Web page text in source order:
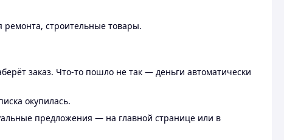
ремонта, строительные товары.
заказ. Что-то пошло не так — деньги автоматически
окупилась.
предложения — на главной странице или в